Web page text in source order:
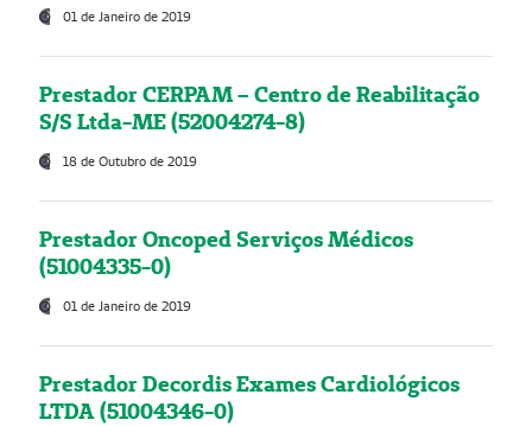
01 de Janeiro de 2019
Prestador CERPAM – Centro de Reabilitação
S/S Ltda-ME (52004274-8)
18 de Outubro de 2019
Prestador Oncoped Serviços Médicos
(51004335-0)
01 de Janeiro de 2019
Prestador Decordis Exames Cardiológicos
LTDA (51004346-0)